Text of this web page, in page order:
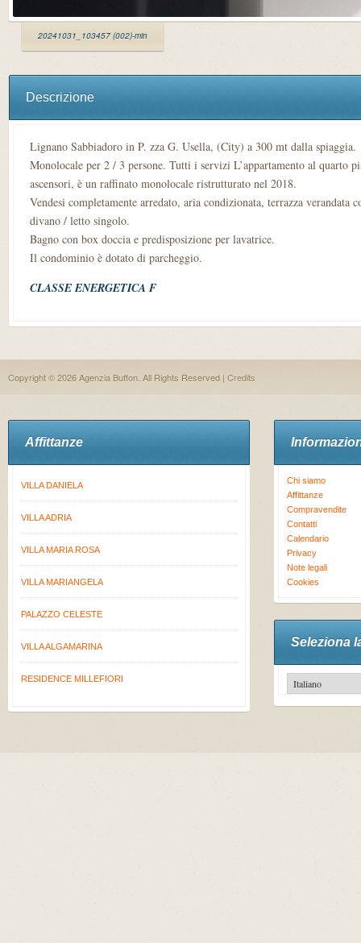
20241031_103457 (002)-min
Descrizione
Lignano Sabbiadoro in P. zza G. Usella, (City) a 300 mt dalla spiaggia.
Monolocale per 2 / 3 persone. Tutti i servizi L’appartamento al quarto
ascensori, è un raffinato monolocale ristrutturato nel 2018.
Vendesi completamente arredato, aria condizionata, terrazza verandata
divano / letto singolo.
Bagno con box doccia e predisposizione per lavatrice.
Il condominio è dotato di parcheggio.
CLASSE ENERGETICA F
Copyright © 2026 Agenzia Buffon. All Rights Reserved | Credits
Affittanze
VILLA DANIELA
VILLA ADRIA
VILLA MARIA ROSA
VILLA MARIANGELA
PALAZZO CELESTE
VILLA ALGAMARINA
RESIDENCE MILLEFIORI
Chi siamo
Affittanze
Compravendite
Contatti
Calendario
Privacy
Note legali
Cookies
Seleziona